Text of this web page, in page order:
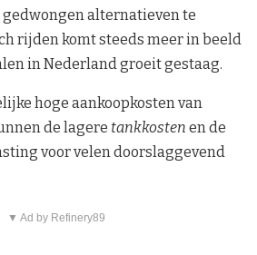
alternatieven te
rijden komt steeds meer in beeld
in Nederland groeit gestaag.
hoge aankoopkosten van
de lagere tankkosten en de
voor velen doorslaggevend
▼ Ad by Refinery89